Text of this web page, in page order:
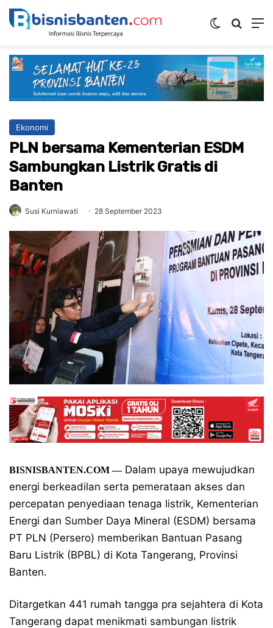
Switch skin
Ekonomi
PLN bersama Kementerian ESDM
Sambungkan Listrik Gratis di
Banten
Susi Kurniawati 28 September 2023
BISNISBANTEN.COM —Dalam upaya mewujudkan
energi berkeadilan serta pemerataan akses dan
percepatan penyediaan tenaga listrik, Kementerian
Energi dan Sumber Daya Mineral (ESDM) bersama
PT PLN (Persero) memberikan Bantuan Pasang
Baru Listrik (BPBL) di Kota Tangerang, Provinsi
Banten.
Ditargetkan 441 rumah tangga pra sejahtera di Kota
Tangerang dapat menikmati sambungan listrik